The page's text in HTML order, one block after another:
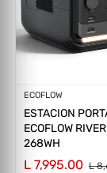
Proveedor:
ECOFLOW
ESTACION
ECOFLOW
268WH
L 7,995.00 L